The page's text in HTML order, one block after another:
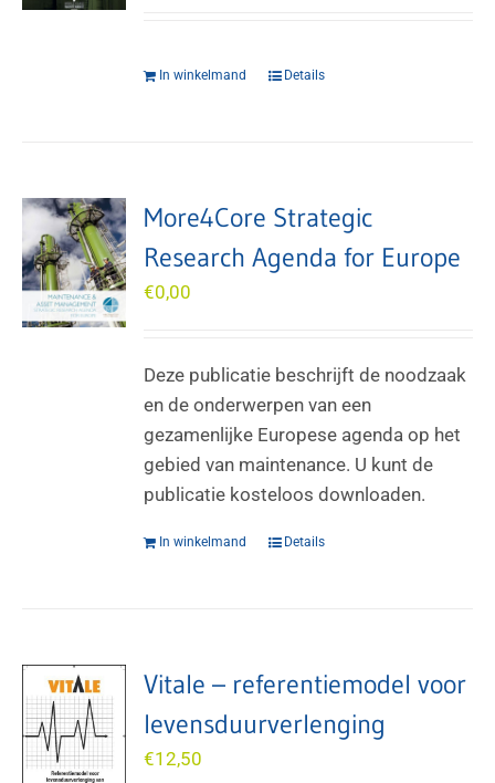
In winkelmand Details
More4Core Strategic
Research Agenda for Europe
€0,00
Deze publicatie beschrijft de noodzaak
en de onderwerpen van een
gezamenlijke Europese agenda op het
gebied van maintenance. U kunt de
publicatie kosteloos downloaden.
In winkelmand Details
Vitale – referentiemodel voor
levensduurverlenging
€12,50